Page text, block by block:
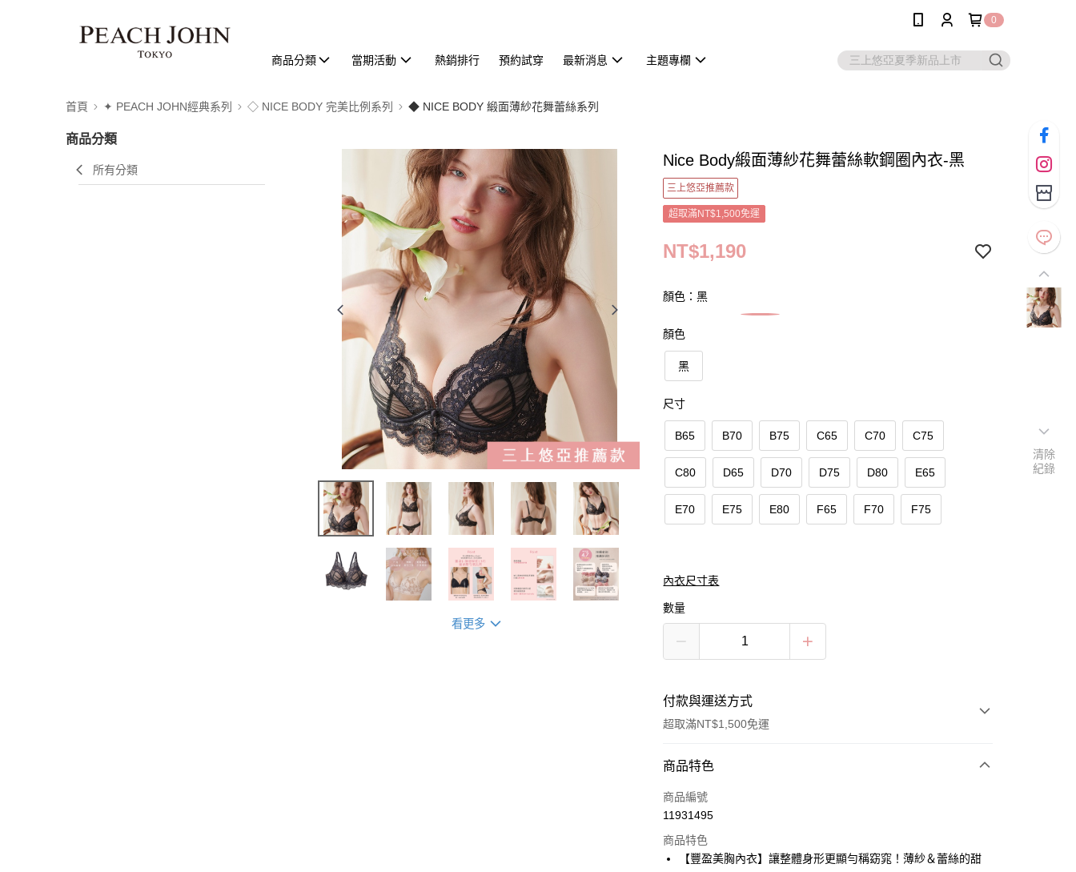
0
商品分類 當期活動 熱銷排行 預約試穿 最新消息 主題專欄
首頁 ✦ PEACH JOHN經典系列 ◇ NICE BODY 完美比例系列 ◆ NICE BODY 緞面薄紗花舞蕾絲系列
商品分類
所有分類
看更多
Nice Body緞面薄紗花舞蕾絲軟鋼圈內衣-黑
三上悠亞推薦款
超取滿NT$1,500免運
NT$1,190
顏色：黑
顏色
黑
尺寸
B65 B70 B75 C65 C70 C75
C80 D65 D70 D75 D80 E65
E70 E75 E80 F65 F70 F75
內衣尺寸表
數量
付款與運送方式
超取滿NT$1,500免運
付款方式
信用卡一次付款
LINE Pay
商品特色
商品編號
11931495
商品特色
【豐盈美胸內衣】讓整體身形更顯勻稱窈窕！薄紗＆蕾絲的甜
清除
紀錄